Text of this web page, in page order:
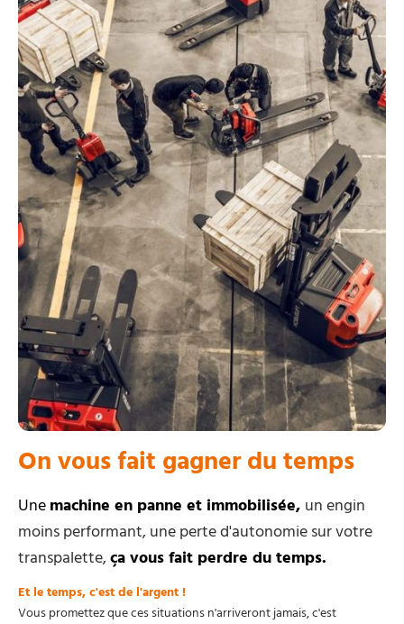
On vous fait gagner du temps
Unemachine en panne et immobilisée, un engin
moins performant, une perte d'autonomie sur votre
transpalette,ça vous fait perdre du temps.
Et le temps, c'est de l'argent !
Vous promettez que ces situations n'arriveront jamais, c'est